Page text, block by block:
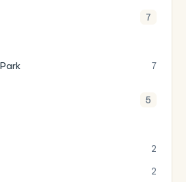
7
7
5
2
2